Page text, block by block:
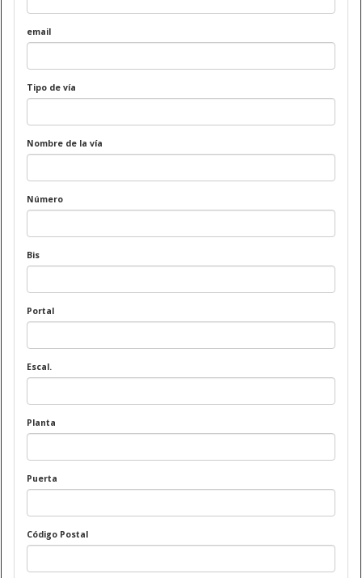
email
Tipo de vía
Nombre de la vía
Número
Bis
Portal
Escal.
Planta
Puerta
Código Postal